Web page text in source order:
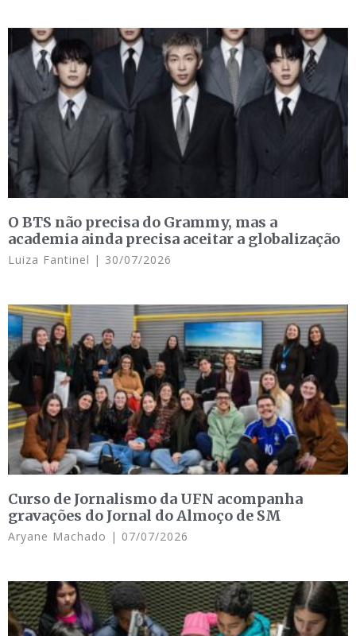
O BTS não precisa do Grammy, mas a
academia ainda precisa aceitar a globalização
Luiza Fantinel 30/07/2026
Curso de Jornalismo da UFN acompanha
gravações do Jornal do Almoço de SM
Aryane Machado 07/07/2026